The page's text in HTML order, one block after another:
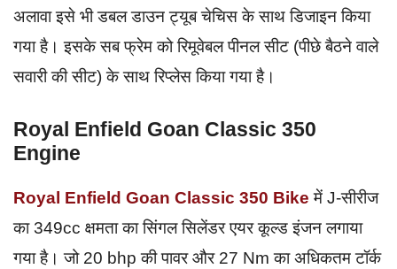
अलावा इसे भी डबल डाउन ट्यूब चेचिस के साथ डिजाइन किया
गया है। इसके सब फ्रेम को रिमूवेबल पीनल सीट (पीछे बैठने वाले
सवारी की सीट) के साथ रिप्लेस किया गया है।
Royal Enfield Goan Classic 350
Engine
Royal Enfield Goan Classic 350 Bike में J-सीरीज
का 349cc क्षमता का सिंगल सिलेंडर एयर कूल्ड इंजन लगाया
गया है। जो 20 bhp की पावर और 27 Nm का अधिकतम टॉर्क